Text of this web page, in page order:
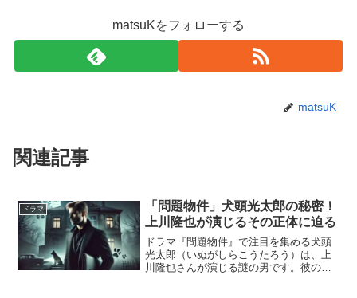
matsuKをフォローする
matsuK
関連記事
ドラマ
「問題物件」犬頭光太郎の秘密！
上川隆也が演じるその正体に迫る
ドラマ『問題物件』で注目を集める犬頭
光太郎（いぬがしらこうたろう）は、上
川隆也さんが演じる謎の男です。彼の行